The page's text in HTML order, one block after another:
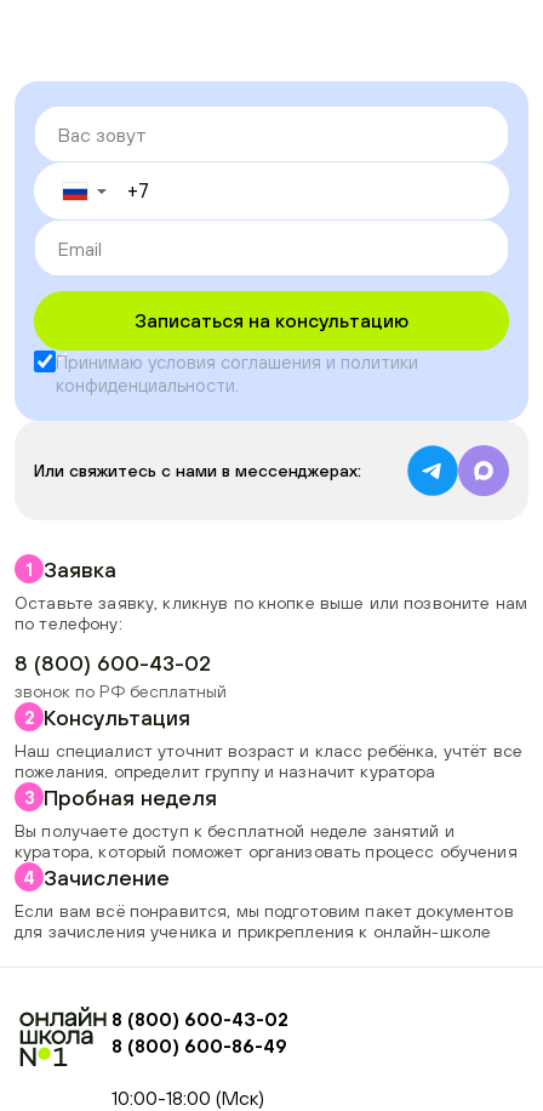
▼
Записаться на консультацию
Принимаю условия соглашения и политики
конфиденциальности.
Или свяжитесь с нами в мессенджерах:
1 Заявка
Оставьте заявку, кликнув по кнопке выше или позвоните нам
по телефону:
8 (800) 600-43-02
звонок по РФ бесплатный
2 Консультация
Наш специалист уточнит возраст и класс ребёнка, учтёт все
пожелания, определит группу и назначит куратора
3 Пробная неделя
Вы получаете доступ к бесплатной неделе занятий и
куратора, который поможет организовать процесс обучения
4 Зачисление
Если вам всё понравится, мы подготовим пакет документов
для зачисления ученика и прикрепления к онлайн-школе
8 (800) 600-43-02
8 (800) 600-86-49
10:00-18:00 (Мск)